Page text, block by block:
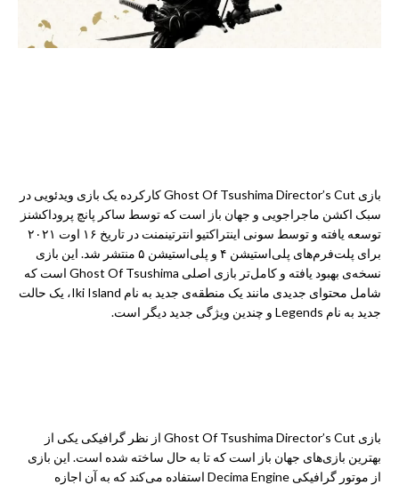
بازی Ghost Of Tsushima Director’s Cut کارکرده یک بازی ویدئویی در
سبک اکشن ماجراجویی و جهان باز است که توسط ساکر پانچ پروداکشنز
توسعه یافته و توسط سونی اینتراکتیو انترتینمنت در تاریخ ۱۶ اوت ۲۰۲۱
برای پلت‌فرم‌های پلی‌استیشن ۴ و پلی‌استیشن ۵ منتشر شد. این بازی
نسخه‌ی بهبود یافته و کامل‌تر بازی اصلی Ghost Of Tsushima است که
شامل محتوای جدیدی مانند یک منطقه‌ی جدید به نام Iki Island، یک حالت
جدید به نام Legends و چندین ویژگی جدید دیگر است.
بازی Ghost Of Tsushima Director’s Cut از نظر گرافیکی یکی از
بهترین بازی‌های جهان باز است که تا به حال ساخته شده است. این بازی
از موتور گرافیکی Decima Engine استفاده می‌کند که به آن اجازه